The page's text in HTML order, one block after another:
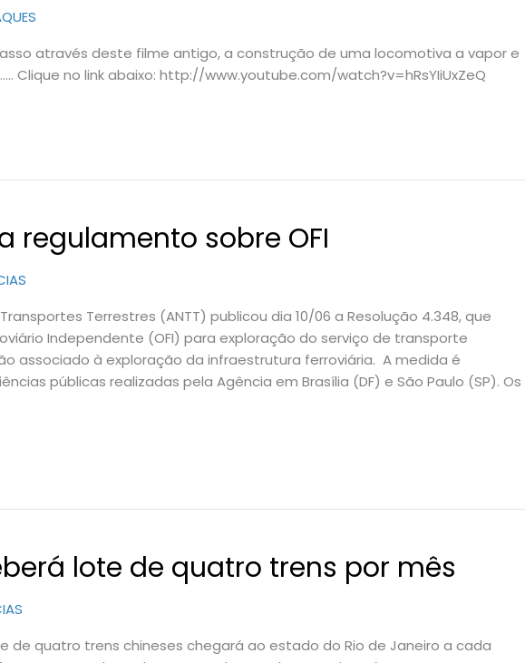
através deste filme antigo, a construção de uma locomotiva a vapor e
Clique no link abaixo: http://www.youtube.com/watch?v=hRsYIiUxZeQ
regulamento sobre OFI
Terrestres (ANTT) publicou dia 10/06 a Resolução 4.348, que
Independente (OFI) para exploração do serviço de transporte
associado à exploração da infraestrutura ferroviária. A medida é
públicas realizadas pela Agência em Brasília (DF) e São Paulo (SP). Os
lote de quatro trens por mês
de quatro trens chineses chegará ao estado do Rio de Janeiro a cada